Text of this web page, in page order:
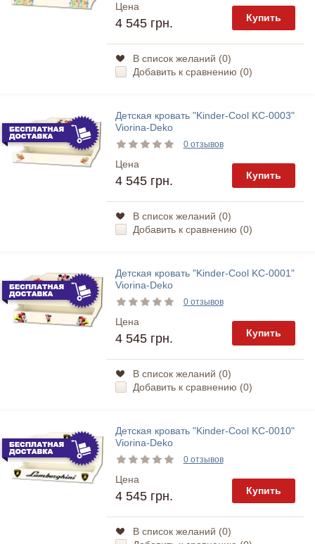
Цена
4 545 грн. Купить
В список желаний (0)
Добавить к сравнению (0)
Детская кровать "Kinder-Cool KC-0003"
Viorina-Deko
0 отзывов
Цена
4 545 грн. Купить
В список желаний (0)
Добавить к сравнению (0)
Детская кровать "Kinder-Cool KC-0001"
Viorina-Deko
0 отзывов
Цена
4 545 грн. Купить
В список желаний (0)
Добавить к сравнению (0)
Детская кровать "Kinder-Cool KC-0010"
Viorina-Deko
0 отзывов
Цена
4 545 грн. Купить
В список желаний (0)